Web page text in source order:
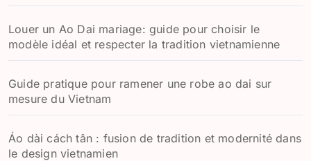
Louer un Ao Dai mariage: guide pour choisir le
modèle idéal et respecter la tradition vietnamienne
Guide pratique pour ramener une robe ao dai sur
mesure du Vietnam
Áo dài cách tân : fusion de tradition et modernité dans
le design vietnamien